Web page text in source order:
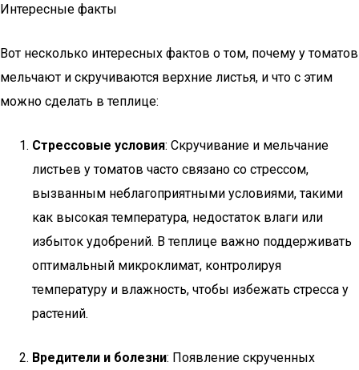
Интересные факты
Вот несколько интересных фактов о том, почему у томатов
мельчают и скручиваются верхние листья, и что с этим
можно сделать в теплице:
Стрессовые условия: Скручивание и мельчание
листьев у томатов часто связано со стрессом,
вызванным неблагоприятными условиями, такими
как высокая температура, недостаток влаги или
избыток удобрений. В теплице важно поддерживать
оптимальный микроклимат, контролируя
температуру и влажность, чтобы избежать стресса у
растений.
Вредители и болезни: Появление скрученных